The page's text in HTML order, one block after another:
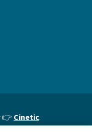
👉 Cinetic.